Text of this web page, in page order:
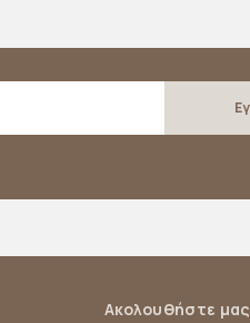
Ακολουθήστε μας